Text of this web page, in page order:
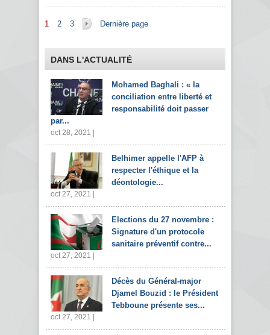
Pages
1 2 3 Dernière page
DANS L'ACTUALITÉ
Mohamed Baghali : « la
conciliation entre liberté et
responsabilité doit passer
par...
oct 28, 2021 |
Belhimer appelle l'AFP à
respecter l'éthique et la
déontologie...
oct 27, 2021 |
Elections du 27 novembre :
Signature d'un protocole
sanitaire préventif contre...
oct 27, 2021 |
Décès du Général-major
Djamel Bouzid : le Président
Tebboune présente ses...
oct 27, 2021 |